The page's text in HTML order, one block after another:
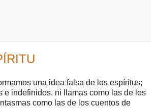
una idea falsa de los espíritus;
e indefinidos, ni llamas como las de los
como las de los cuentos de